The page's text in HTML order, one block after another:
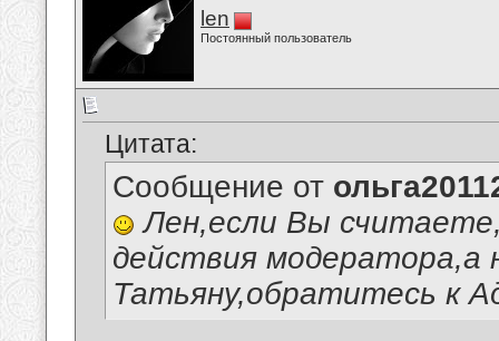
len
Постоянный пользователь
Цитата:
Сообщение от
Лен,если Вы
действия модератора,а
Татьяну,обратитесь к